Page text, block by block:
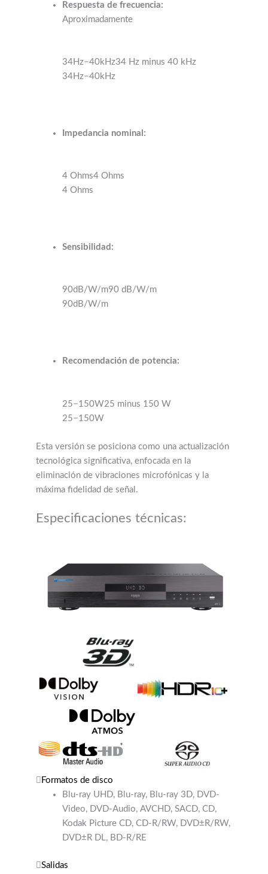
Respuesta de frecuencia:
Aproximadamente
34Hz−40kHz34 Hz minus 40 kHz
34Hz−40kHz
Impedancia nominal:
4 Ohms4 Ohms
4 Ohms
Sensibilidad:
90dB/W/m90 dB/W/m
90dB/W/m
Recomendación de potencia:
25−150W25 minus 150 W
25−150W
Esta versión se posiciona como una actualización
tecnológica significativa, enfocada en la
eliminación de vibraciones microfónicas y la
máxima fidelidad de señal.
Especificaciones técnicas:
Formatos de disco
Blu-ray UHD, Blu-ray, Blu-ray 3D, DVD-
Video, DVD-Audio, AVCHD, SACD, CD,
Kodak Picture CD, CD-R/RW, DVD±R/RW,
DVD±R DL, BD-R/RE
Salidas